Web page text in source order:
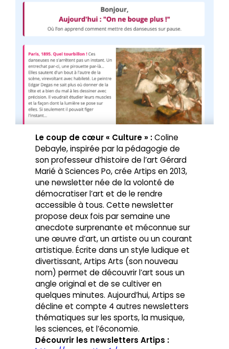
Le coup de cœur « Culture » :Coline
Debayle, inspirée par la pédagogie de
son professeur d’histoire de l’art Gérard
Marié à Sciences Po, crée Artips en 2013,
une newsletter née de la volonté de
démocratiser l’art et de le rendre
accessible à tous. Cette newsletter
propose deux fois par semaine une
anecdote surprenante et méconnue sur
une œuvre d’art, un artiste ou un courant
artistique. Écrite dans un style ludique et
divertissant, Artips Arts (son nouveau
nom) permet de découvrir l’art sous un
angle original et de se cultiver en
quelques minutes. Aujourd’hui, Artips se
décline et compte 4 autres newsletters
thématiques sur les sports, la musique,
les sciences, et l’économie.
Découvrir les newsletters Artips :